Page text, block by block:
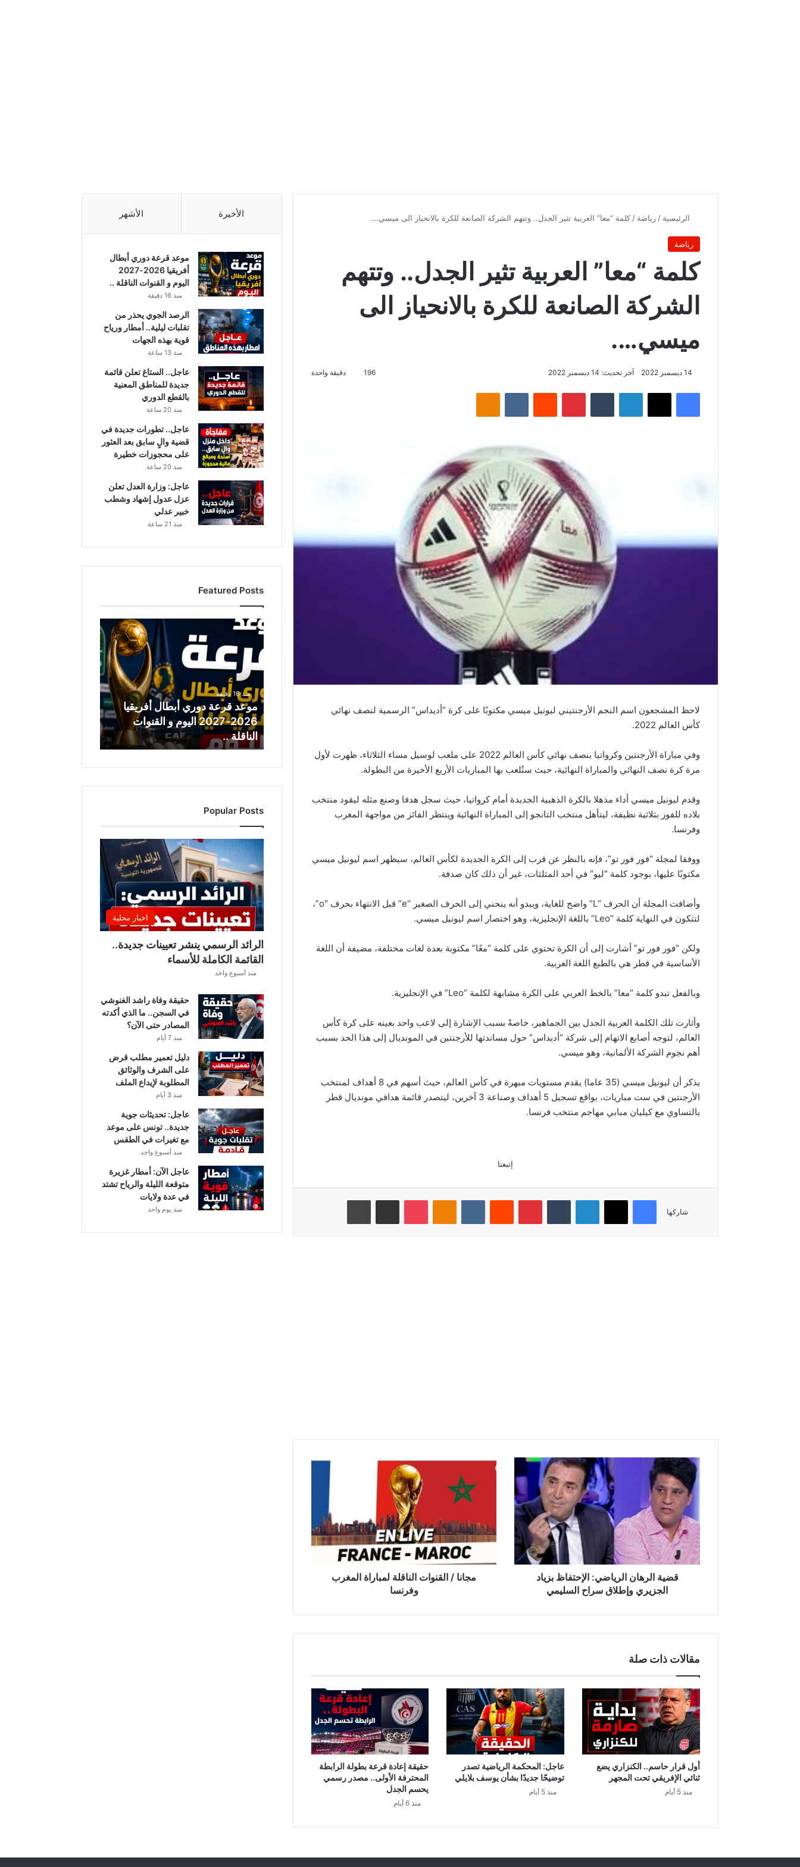
الرئيسية / رياضة / كلمة “معا” العربية تثير الجدل.. وتتهم الشركة الصانعة للكرة بالانحياز الى ميسي….
رياضة
كلمة “معا” العربية تثير الجدل.. وتتهم
الشركة الصانعة للكرة بالانحياز الى
ميسي….
14 ديسمبر 2022 آخر تحديث: 14 ديسمبر 2022 196 دقيقة واحدة
فيسبوك ‫X لينكدإن بينتيريست Odnoklassniki
لاحظ المشجعون اسم النجم الأرجنتيني ليونيل ميسي مكتوبًا على كرة “أديداس” الرسمية لنصف نهائي
كأس العالم 2022.
وفي مباراة الأرجنتين وكرواتيا بنصف نهائي كأس العالم 2022 على ملعب لوسيل مساء الثلاثاء، ظهرت لأول
مرة كرة نصف النهائي والمباراة النهائية، حيث ستُلعب بها المباريات الأربع الأخيرة من البطولة.
وقدم ليونيل ميسي أداء مذهلا بالكرة الذهبية الجديدة أمام كرواتيا، حيث سجل هدفا وصنع مثله ليقود منتخب
بلاده للفوز بثلاثية نظيفة، ليتأهل منتخب التانجو إلى المباراة النهائية وينتظر الفائز من مواجهة المغرب
وفرنسا.
ووفقا لمجلة “فور فور تو”، فإنه بالنظر عن قرب إلى الكرة الجديدة لكأس العالم، سيظهر اسم ليونيل ميسي
مكتوبًا عليها، بوجود كلمة “ليو” في أحد المثلثات، غير أن ذلك كان صدفة.
وأضافت المجلة أن الحرف “L” واضح للغاية، ويبدو أنه ينحني إلى الحرف الصغير “e” قبل الانتهاء بحرف “o”،
لتتكون في النهاية كلمة “Leo” باللغة الإنجليزية، وهو اختصار اسم ليونيل ميسي.
ولكن “فور فور تو” أشارت إلى أن الكرة تحتوي على كلمة “معًا” مكتوبة بعدة لغات مختلفة، مضيفة أن اللغة
الأساسية في قطر هي بالطبع اللغة العربية.
وبالفعل تبدو كلمة “معا” بالخط العربي على الكرة مشابهة لكلمة “Leo” في الإنجليزية.
وأثارت تلك الكلمة العربية الجدل بين الجماهير، خاصةً بسبب الإشارة إلى لاعب واحد بعينه على كرة كأس
العالم، لتوجه أصابع الاتهام إلى شركة “أديداس” حول مساندتها للأرجنتين في المونديال إلى هذا الحد بسبب
أهم نجوم الشركة الألمانية، وهو ميسي.
يذكر أن ليونيل ميسي (35 عاما) يقدم مستويات مبهرة في كأس العالم، حيث أسهم في 8 أهداف لمنتخب
الأرجنتين في ست مباريات، بواقع تسجيل 5 أهداف وصناعة 3 آخرين، ليتصدر قائمة هدافي مونديال قطر
بالتساوي مع كيليان مبابي مهاجم منتخب فرنسا.
إتبعنا
شاركها
فيسبوك ‫X لينكدإن بينتيريست Odnoklassniki
‫Pocket مشاركة عبر البريد طباعة
قضية
الرهان
الرياضي:
الإحتفاظ
الجزيري
وإطلاق
سراح
السليمي
قضية الرهان الرياضي: الإحتفاظ بزياد
الجزيري وإطلاق سراح السليمي
مجانا
/
القنوات
المغرب
وفرنسا
مجانا / القنوات الناقلة لمباراة المغرب
وفرنسا
مقالات ذات صلة
أول قرار حاسم.. الكنزاري يضع
ثنائي الإفريقي تحت المجهر
منذ 5 أيام
عاجل: المحكمة الرياضية تصدر
توضيحًا جديدًا بشأن يوسف بلايلي
منذ 5 أيام
حقيقة إعادة قرعة بطولة الرابطة
المحترفة الأولى.. مصدر رسمي
يحسم الجدل
منذ 6 أيام
الأخيرة الأشهر
موعد قرعة دوري أبطال
أفريقيا 2026-2027
اليوم و القنوات الناقلة ..
منذ 16 دقيقة
الرصد الجوي يحذر من
تقلبات ليلية.. أمطار ورياح
قوية بهذه الجهات
منذ 13 ساعة
عاجل.. الستاغ تعلن قائمة
جديدة للمناطق المعنية
بالقطع الدوري
منذ 20 ساعة
عاجل.. تطورات جديدة في
قضية والٍ سابق بعد العثور
على محجوزات خطيرة
منذ 20 ساعة
عاجل: وزارة العدل تعلن
عزل عدول إشهاد وشطب
خبير عدلي
منذ 21 ساعة
Featured Posts
موعد
قرعة
دوري
أبطال
أفريقيا
2026-
2027
اليوم
و
القنوات
الناقلة
منذ 16 دقيقة
موعد قرعة دوري أبطال أفريقيا
2026-2027 اليوم و القنوات
الناقلة ..
Popular Posts
اخبار محلية
الرائد الرسمي ينشر تعيينات جديدة..
القائمة الكاملة للأسماء
منذ أسبوع واحد
حقيقة وفاة راشد الغنوشي
في السجن.. ما الذي أكدته
المصادر حتى الآن؟
منذ 7 أيام
دليل تعمير مطلب قرض
على الشرف والوثائق
المطلوبة لإيداع الملف
منذ 3 أيام
عاجل: تحديثات جوية
جديدة.. تونس على موعد
مع تغيرات في الطقس
منذ أسبوع واحد
عاجل الآن: أمطار غزيرة
متوقعة الليلة والرياح تشتد
في عدة ولايات
منذ يوم واحد